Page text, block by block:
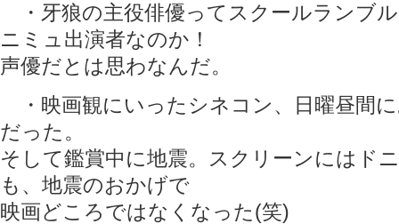
・牙狼の主役俳優ってスクールランブ
ニミュ出演者なのか！
声優だとは思わなんだ。
・映画観にいったシネコン、日曜昼間
だった。
そして鑑賞中に地震。スクリーンにはド
も、地震のおかげで
映画どころではなくなった(笑)